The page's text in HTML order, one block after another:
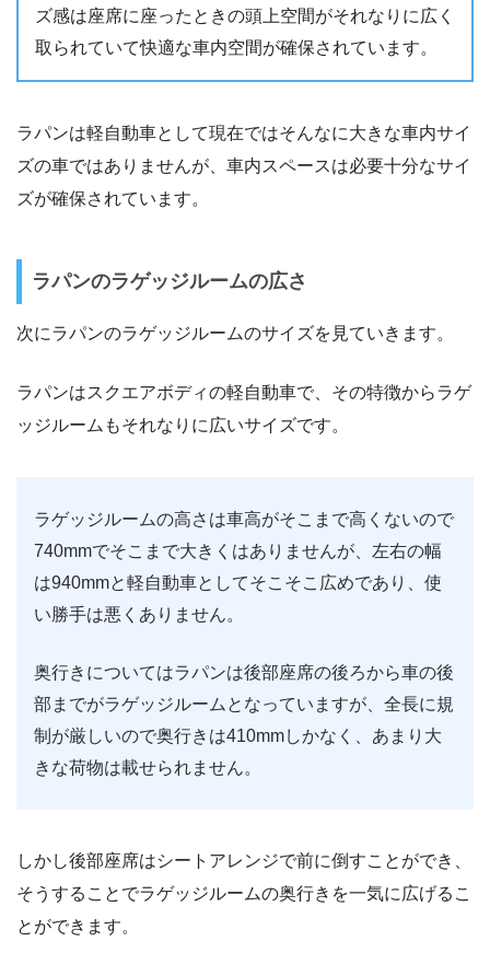
ズ感は座席に座ったときの頭上空間がそれなりに広く
取られていて快適な車内空間が確保されています。
ラパンは軽自動車として現在ではそんなに大きな車内サイ
ズの車ではありませんが、車内スペースは必要十分なサイ
ズが確保されています。
ラパンのラゲッジルームの広さ
次にラパンのラゲッジルームのサイズを見ていきます。
ラパンはスクエアボディの軽自動車で、その特徴からラゲ
ッジルームもそれなりに広いサイズです。
ラゲッジルームの高さは車高がそこまで高くないので
740mmでそこまで大きくはありませんが、左右の幅
は940mmと軽自動車としてそこそこ広めであり、使
い勝手は悪くありません。
奥行きについてはラパンは後部座席の後ろから車の後
部までがラゲッジルームとなっていますが、全長に規
制が厳しいので奥行きは410mmしかなく、あまり大
きな荷物は載せられません。
しかし後部座席はシートアレンジで前に倒すことができ、
そうすることでラゲッジルームの奥行きを一気に広げるこ
とができます。